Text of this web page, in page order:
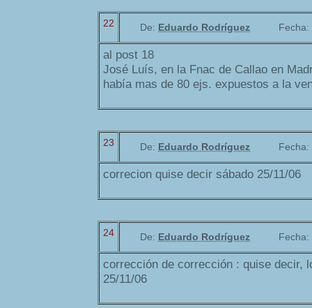
22 De: Eduardo Rodríguez Fecha:
al post 18
José Luís, en la Fnac de Callao en
había mas de 80 ejs. expuestos a la
23 De: Eduardo Rodríguez Fecha:
correcion quise decir sábado 25/11/06
24 De: Eduardo Rodríguez Fecha:
corrección de corrección : quise decir,
25/11/06